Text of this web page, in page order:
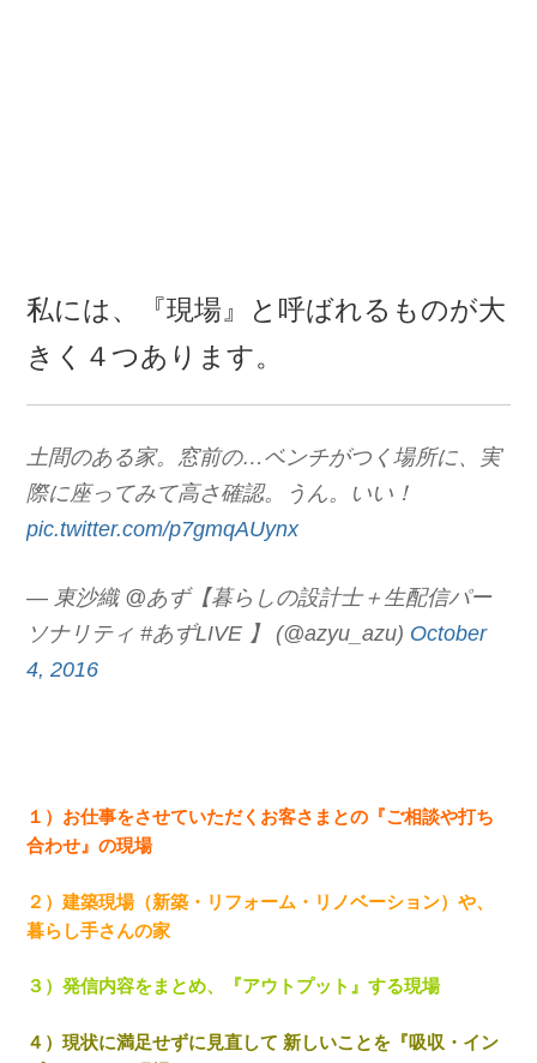
私には、『現場』と呼ばれるものが大
きく４つあります。
土間のある家。窓前の…ベンチがつく場所に、実
際に座ってみて高さ確認。うん。いい！
pic.twitter.com/p7gmqAUynx
— 東沙織 @あず【暮らしの設計士＋生配信パー
ソナリティ #あずLIVE 】 (@azyu_azu) October
4, 2016
１）お仕事をさせていただくお客さまとの『ご相談や打ち
合わせ』の現場
２）建築現場（新築・リフォーム・リノベーション）や、
暮らし手さんの家
３）発信内容をまとめ、『アウトプット』する現場
４）現状に満足せずに見直して 新しいことを『吸収・イン